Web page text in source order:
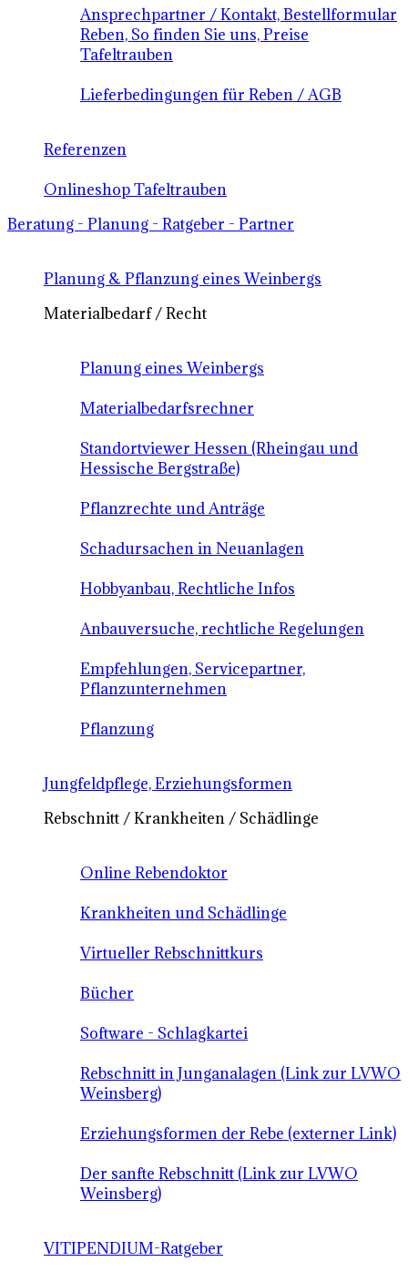
Ansprechpartner / Kontakt, Bestellformular
Reben, So finden Sie uns, Preise
Tafeltrauben
Lieferbedingungen für Reben / AGB
Referenzen
Onlineshop Tafeltrauben
Beratung - Planung - Ratgeber - Partner
Planung & Pflanzung eines Weinbergs
Materialbedarf / Recht
Planung eines Weinbergs
Materialbedarfsrechner
Standortviewer Hessen (Rheingau und
Hessische Bergstraße)
Pflanzrechte und Anträge
Schadursachen in Neuanlagen
Hobbyanbau, Rechtliche Infos
Anbauversuche, rechtliche Regelungen
Empfehlungen, Servicepartner,
Pflanzunternehmen
Pflanzung
Jungfeldpflege, Erziehungsformen
Rebschnitt / Krankheiten / Schädlinge
Online Rebendoktor
Krankheiten und Schädlinge
Virtueller Rebschnittkurs
Bücher
Software - Schlagkartei
Rebschnitt in Junganalagen (Link zur LVWO
Weinsberg)
Erziehungsformen der Rebe (externer Link)
Der sanfte Rebschnitt (Link zur LVWO
Weinsberg)
VITIPENDIUM-Ratgeber